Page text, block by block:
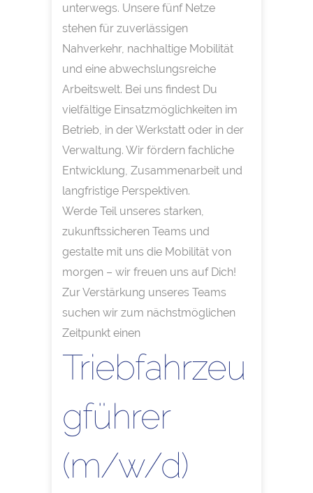
unterwegs. Unsere fünf Netze
stehen für zuverlässigen
Nahverkehr, nachhaltige Mobilität
und eine abwechslungsreiche
Arbeitswelt. Bei uns findest Du
vielfältige Einsatzmöglichkeiten im
Betrieb, in der Werkstatt oder in der
Verwaltung. Wir fördern fachliche
Entwicklung, Zusammenarbeit und
langfristige Perspektiven.
Werde Teil unseres starken,
zukunftssicheren Teams und
gestalte mit uns die Mobilität von
morgen – wir freuen uns auf Dich!
Zur Verstärkung unseres Teams
suchen wir zum nächstmöglichen
Zeitpunkt einen
Triebfahrzeu
gführer
(m/w/d)